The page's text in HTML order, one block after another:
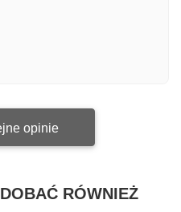
opinie
RÓWNIEŻ